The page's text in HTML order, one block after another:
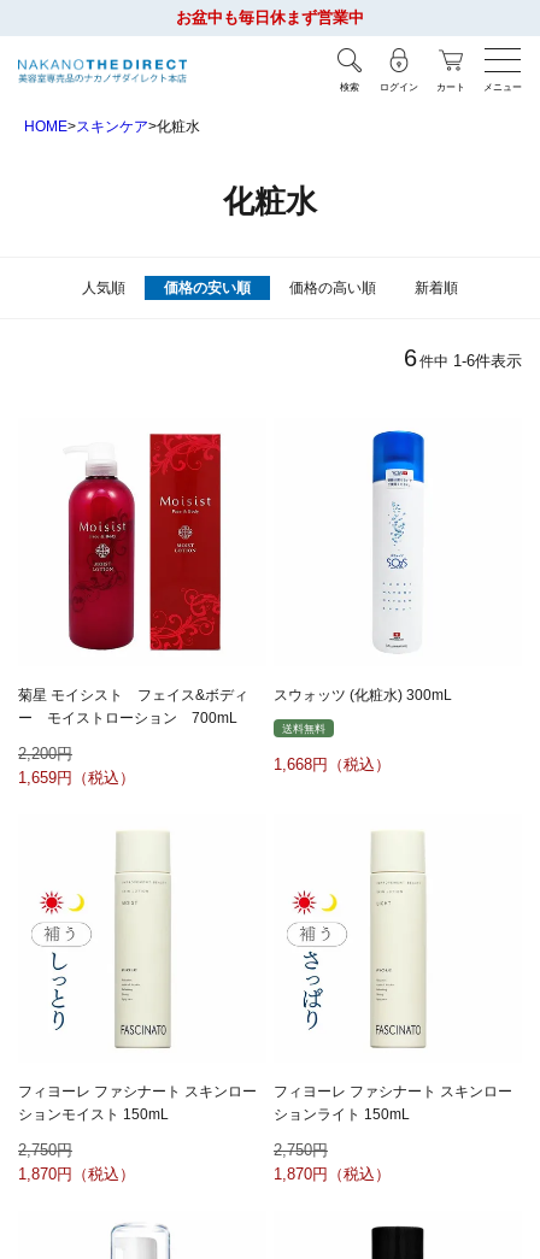
お盆中も毎日休まず営業中
検索 ログイン カート メニュー
HOME スキンケア 化粧水
化粧水
人気順 価格の安い順 価格の高い順 新着順
6件中 1-6件表示
菊星 モイシスト フェイス&ボディ
ー モイストローション 700mL
2,200
1,659
スウォッツ (化粧水) 300mL
送料無料
1,668
フィヨーレ ファシナート スキンロー
ションモイスト 150mL
2,750
1,870
フィヨーレ ファシナート スキンロー
ションライト 150mL
2,750
1,870